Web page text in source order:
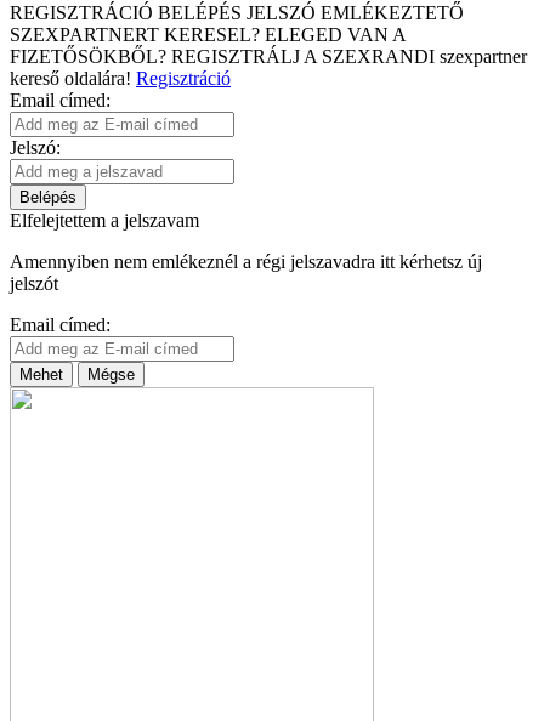
REGISZTRÁCIÓ BELÉPÉS JELSZÓ EMLÉKEZTETŐ
SZEXPARTNERT KERESEL? ELEGED VAN A
FIZETŐSÖKBŐL? REGISZTRÁLJ A SZEXRANDI szexpartner
kereső oldalára! Regisztráció
Email címed:
Jelszó:
Belépés
Elfelejtettem a jelszavam
Amennyiben nem emlékeznél a régi jelszavadra itt kérhetsz új
jelszót
Email címed:
Mehet Mégse